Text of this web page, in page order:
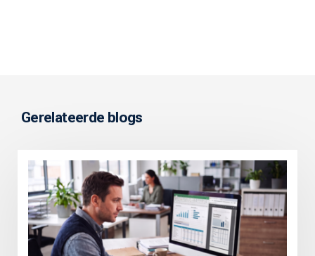
Gerelateerde blogs